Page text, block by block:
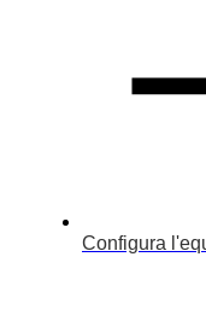
Configura